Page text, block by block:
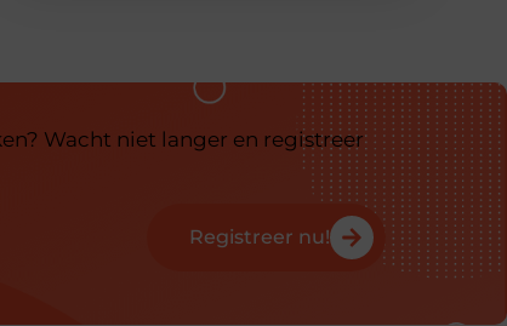
Wacht niet langer en registreer
Registreer nu!